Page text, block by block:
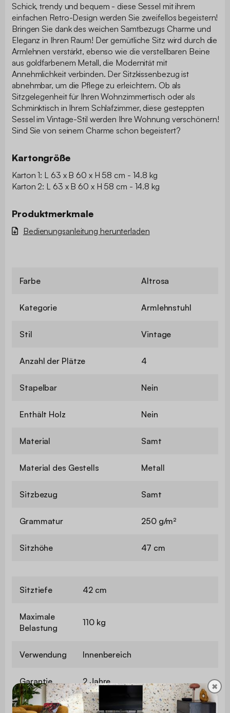
Schick, trendy und bequem - diese Sessel mit ihrem
einfachen Retro-Design werden Sie zweifellos begeistern!
Bringen Sie dank des weichen Samtbezugs Charme und
Eleganz in Ihren Raum! Der gemütliche Sitz wird durch die
Armlehnen verstärkt, ebenso wie die verstellbaren Beine
aus goldfarbenem Metall, die Modernität mit
Annehmlichkeit verbinden. Der Sitzkissenbezug ist
abnehmbar, um die Pflege zu erleichtern. Ob als
Sitzgelegenheit für Ihren Wohnzimmertisch oder als
Schminktisch in Ihrem Schlafzimmer, diese gesteppten
Sessel im Vintage-Stil werden Ihre Wohnung verschönern!
Sind Sie von seinem Charme schon begeistert?
Kartongröße
Karton 1: L 63 x B 60 x H 58 cm - 14.8 kg
Karton 2: L 63 x B 60 x H 58 cm - 14.8 kg
Produktmerkmale
Bedienungsanleitung herunterladen
Farbe Altrosa
Kategorie Armlehnstuhl
Stil Vintage
Anzahl der Plätze 4
Stapelbar Nein
Enthält Holz Nein
Material Samt
Material des Gestells Metall
Sitzbezug Samt
Grammatur 250 g/m²
Sitzhöhe 47 cm
Sitztiefe 42 cm
Maximale
Belastung
110 kg
Verwendung Innenbereich
Garantie 2 Jahre
Das Produkt wird als Bausatz
✖